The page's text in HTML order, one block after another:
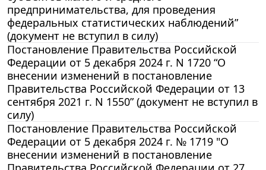
предпринимательства, для проведения
федеральных статистических наблюдений”
(документ не вступил в силу)
Постановление Правительства Российской
Федерации от 5 декабря 2024 г. N 1720 “О
внесении изменений в постановление
Правительства Российской Федерации от 13
сентября 2021 г. N 1550” (документ не вступил в
силу)
Постановление Правительства Российской
Федерации от 5 декабря 2024 г. № 1719 "О
внесении изменений в постановление